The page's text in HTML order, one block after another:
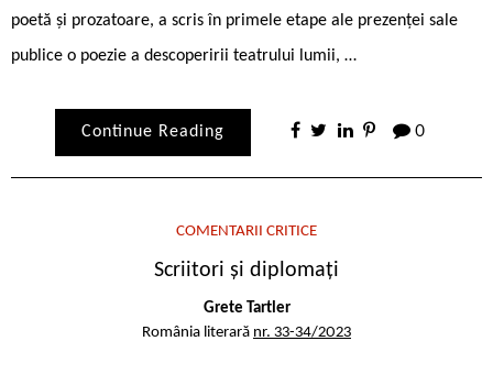
poetă și prozatoare, a scris în primele etape ale prezenței sale
publice o poezie a descoperirii teatrului lumii, …
Continue Reading 0
COMENTARII CRITICE
Scriitori și diplomați
Grete Tartler
România literară nr. 33-34/2023